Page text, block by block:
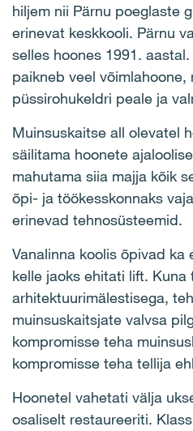
hiljem nii Pärnu poeglaste
erinevat keskkooli. Pärnu
selles hoones 1991.
paikneb veel
püssirohukeldri peale ja
Muinsuskaitse all olevatel
säilitama hoonete
mahutama siia majja kõik
õpi- ja töökesskonnaks
erinevad tehnosüsteemid.
Vanalinna koolis õpivad ka
kelle jaoks ehitati lift. Kuna
arhitektuurimälestisega,
muinsuskaitsjate valvsa
kompromisse teha
kompromisse teha tellija
Hoonetel vahetati välja
osaliselt restaureeriti.